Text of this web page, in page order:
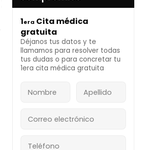
INFÓRMATE AHORA
1era Cita médica
gratuita
Déjanos tus datos y te
llamamos para resolver todas
tus dudas o para concretar tu
1era cita médica gratuita